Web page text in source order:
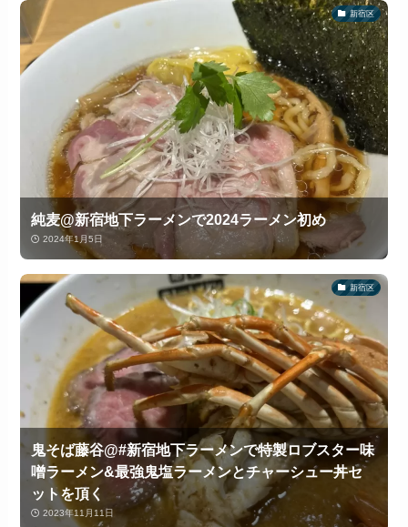
新宿区
純麦@新宿地下ラーメンで2024ラーメン初め
2024年1月5日
新宿区
鬼そば藤谷@#新宿地下ラーメンで特製ロブスター味
噌ラーメン&最強鬼塩ラーメンとチャーシュー丼セ
ットを頂く
2023年11月11日